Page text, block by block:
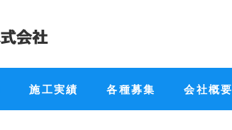
施工実績 各種募集 会社概要